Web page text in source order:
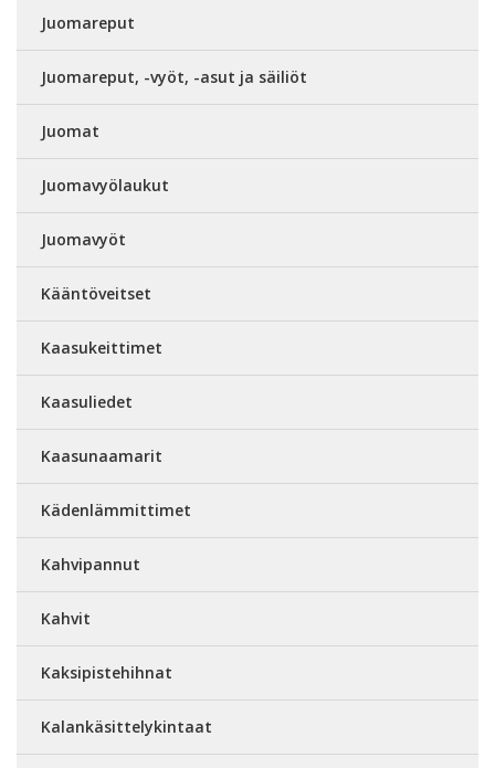
Juomareput
Juomareput, -vyöt, -asut ja säiliöt
Juomat
Juomavyölaukut
Juomavyöt
Kääntöveitset
Kaasukeittimet
Kaasuliedet
Kaasunaamarit
Kädenlämmittimet
Kahvipannut
Kahvit
Kaksipistehihnat
Kalankäsittelykintaat